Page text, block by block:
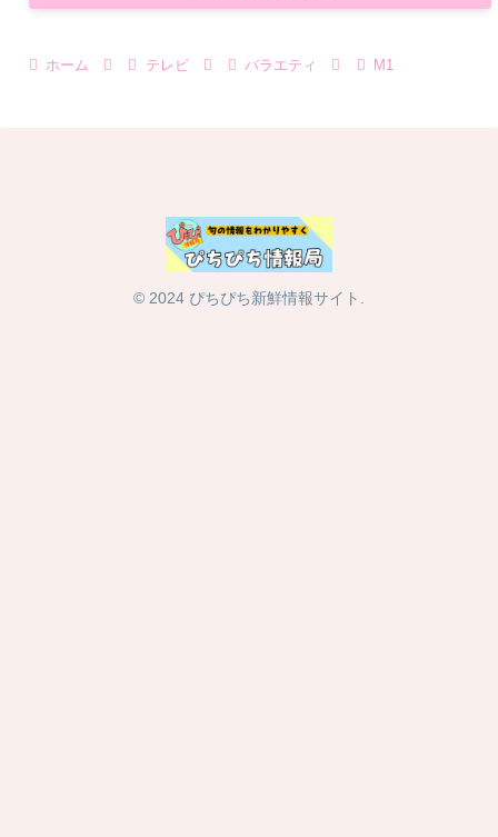
ホーム テレビ バラエティ M1
© 2024 ぴちぴち新鮮情報サイト.